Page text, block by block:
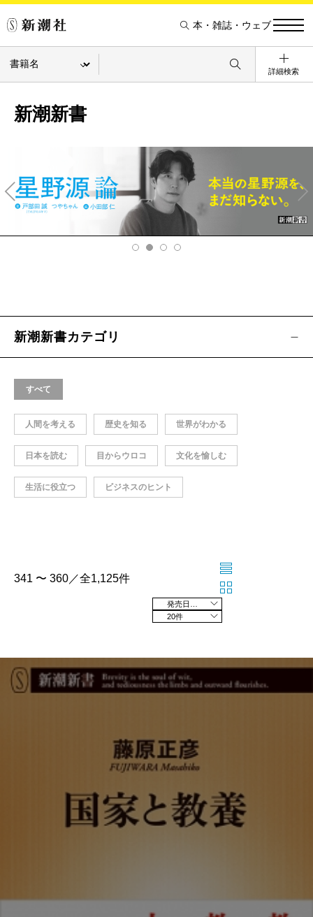
本・雑誌・ウェブ
詳細検索
新潮新書
v
Ne
xt
新潮新書カテゴリ
すべて
人間を考える 歴史を知る 世界がわかる
日本を読む 目からウロコ 文化を愉しむ
生活に役立つ ビジネスのヒント
341 〜 360／全1,125件
20件